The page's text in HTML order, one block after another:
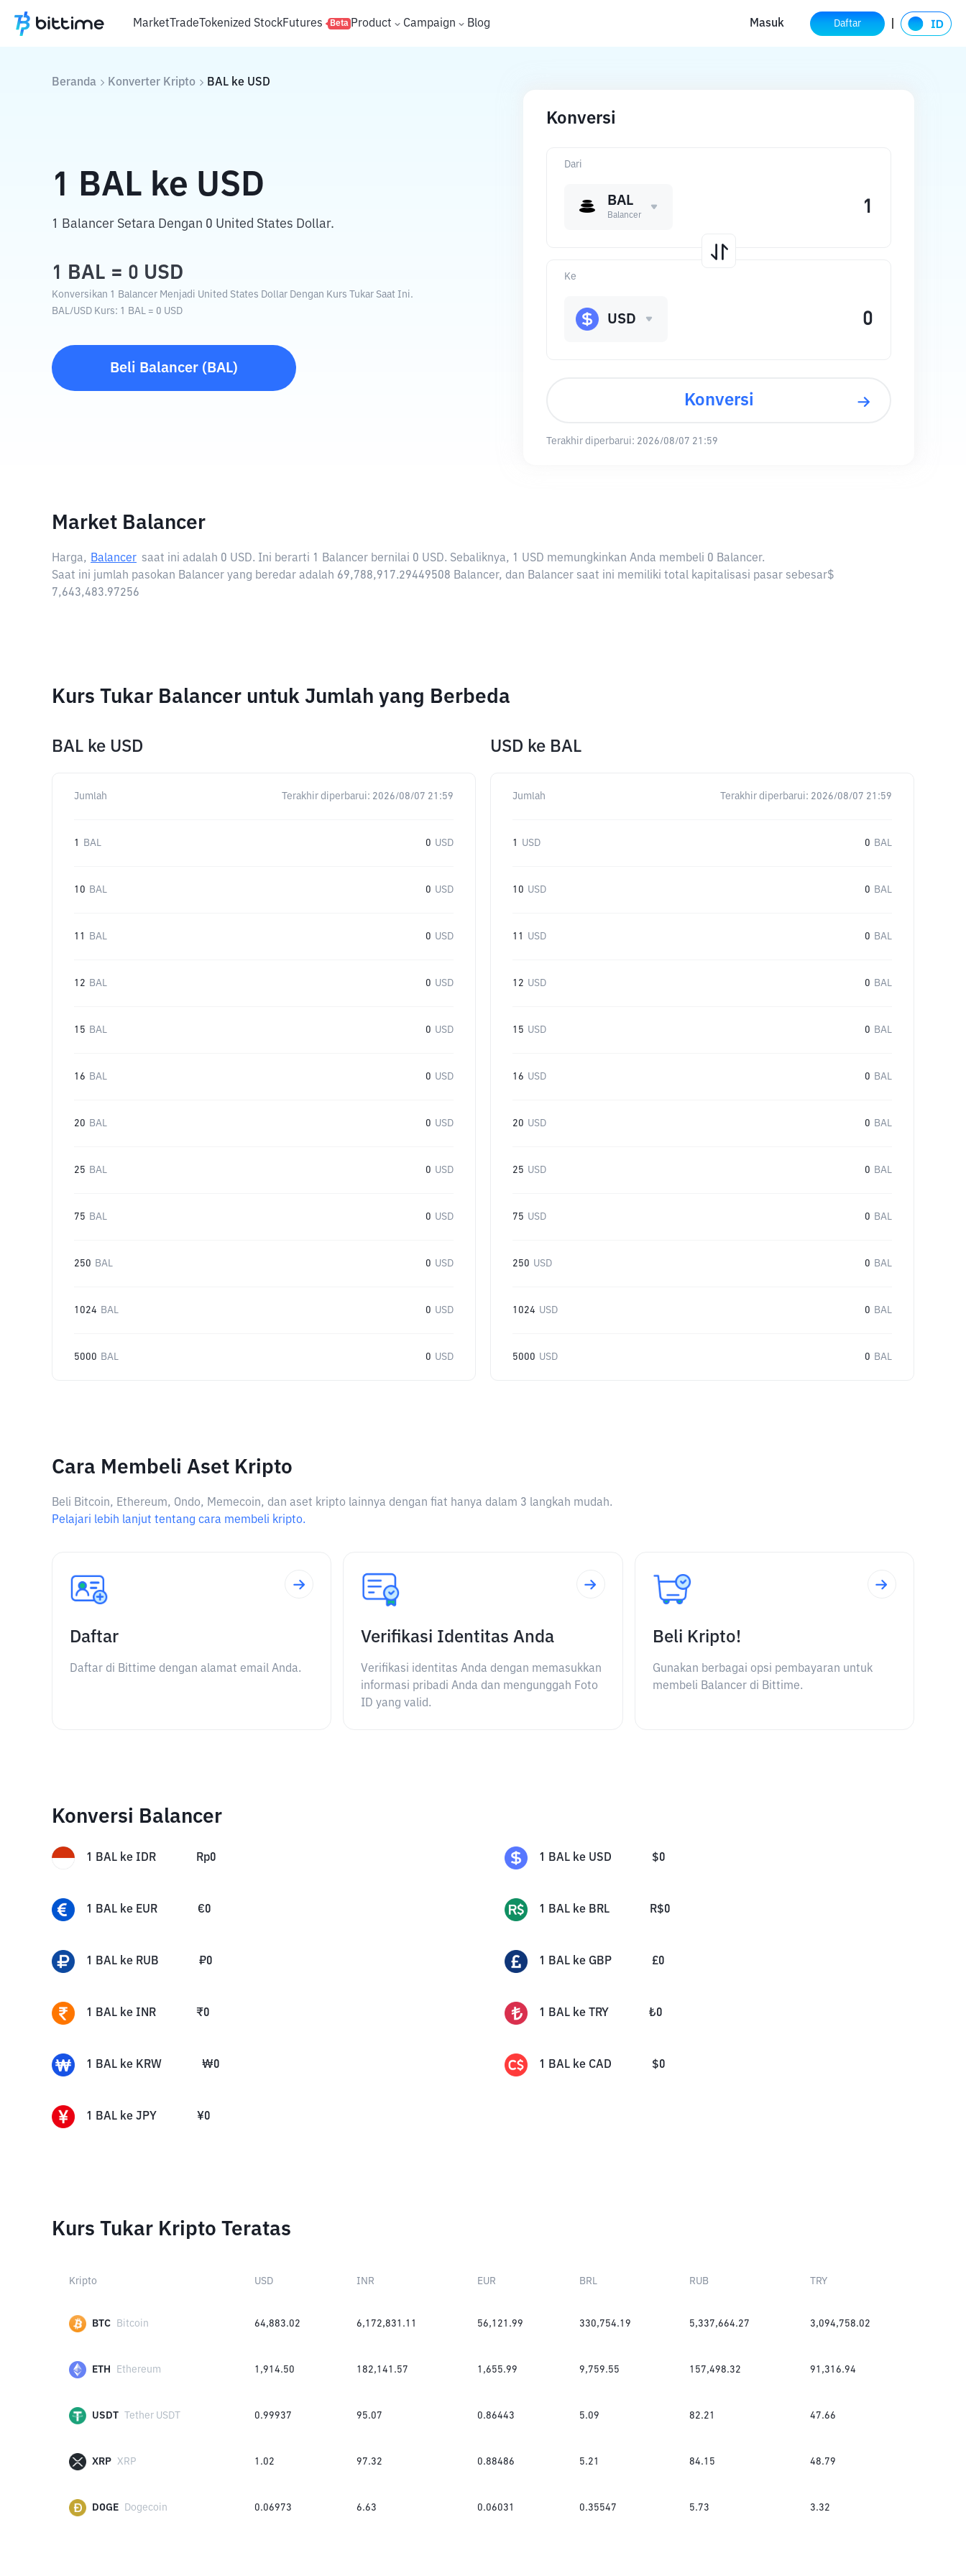
MarketTradeTokenized StockFutures Beta Product Campaign Blog Masuk Daftar
Beranda Konverter Kripto BAL ke USD
1 BAL ke USD
1 Balancer Setara Dengan 0 United States Dollar.
1 BAL = 0 USD
Konversikan 1 Balancer Menjadi United States Dollar Dengan Kurs Tukar Saat Ini.
BAL/USD Kurs: 1 BAL = 0 USD
Beli Balancer ( BAL)
Konversi
Dari
BAL
Balancer
Ke
USD
Konversi
Terakhir diperbarui: 2026/08/07 21:59
Market Balancer
Harga, Balancer saat ini adalah 0 USD. Ini berarti 1 Balancer bernilai 0 USD. Sebaliknya, 1 USD memungkinkan Anda membeli 0 Balancer.
Saat ini jumlah pasokan Balancer yang beredar adalah 69,788,917.29449508 Balancer, dan Balancer saat ini memiliki total kapitalisasi pasar sebesar$
7,643,483.97256
Kurs Tukar Balancer untuk Jumlah yang Berbeda
BAL ke USD
Jumlah Terakhir diperbarui: 2026/08/07 21:59
1 BAL 0 USD
10 BAL 0 USD
11 BAL 0 USD
12 BAL 0 USD
15 BAL 0 USD
16 BAL 0 USD
20 BAL 0 USD
25 BAL 0 USD
75 BAL 0 USD
250 BAL 0 USD
1024 BAL 0 USD
5000 BAL 0 USD
USD ke BAL
Jumlah Terakhir diperbarui: 2026/08/07 21:59
1 USD 0 BAL
10 USD 0 BAL
11 USD 0 BAL
12 USD 0 BAL
15 USD 0 BAL
16 USD 0 BAL
20 USD 0 BAL
25 USD 0 BAL
75 USD 0 BAL
250 USD 0 BAL
1024 USD 0 BAL
5000 USD 0 BAL
Cara Membeli Aset Kripto
Beli Bitcoin, Ethereum, Ondo, Memecoin, dan aset kripto lainnya dengan fiat hanya dalam 3 langkah mudah.
Pelajari lebih lanjut tentang cara membeli kripto.
Daftar
Daftar di Bittime dengan alamat email Anda.
Verifikasi Identitas Anda
Verifikasi identitas Anda dengan memasukkan
informasi pribadi Anda dan mengunggah Foto
ID yang valid.
Beli Kripto!
Gunakan berbagai opsi pembayaran untuk
membeli Balancer di Bittime.
Konversi Balancer
1 BAL ke IDR Rp0 1 BAL ke USD $0
1 BAL ke EUR €0 1 BAL ke BRL R$0
1 BAL ke RUB ₽0 1 BAL ke GBP £0
1 BAL ke INR ₹0 1 BAL ke TRY ₺0
1 BAL ke KRW ₩0 1 BAL ke CAD $0
1 BAL ke JPY ¥0
Kurs Tukar Kripto Teratas
Kripto USD INR EUR BRL RUB TRY
BTC Bitcoin 64,883.02 6,172,831.11 56,121.99 330,754.19 5,337,664.27 3,094,758.02
ETH Ethereum 1,914.50 182,141.57 1,655.99 9,759.55 157,498.32 91,316.94
USDT Tether USDT 0.99937 95.07 0.86443 5.09 82.21 47.66
XRP XRP 1.02 97.32 0.88486 5.21 84.15 48.79
DOGE Dogecoin 0.06973 6.63 0.06031 0.35547 5.73 3.32